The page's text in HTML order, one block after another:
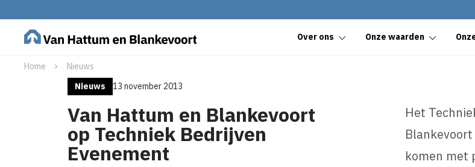
Over ons Onze waarden
Home
Nieuws
Nieuws
13 november 2013
Van Hattum en Blankevoort
op Techniek Bedrijven
Evenement
Het
komen met